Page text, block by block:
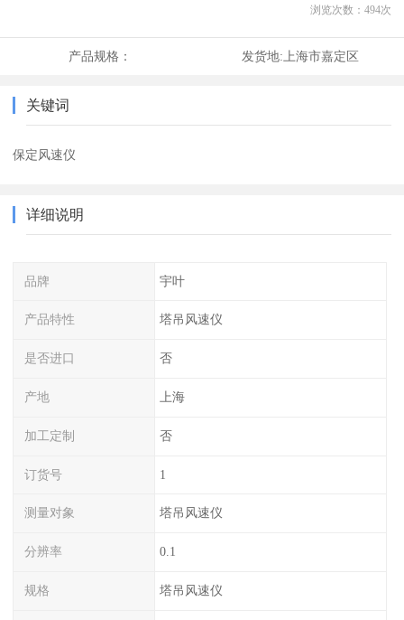
浏览次数： 494次
产品规格： 发货地:上海市嘉定区
关键词
保定风速仪
详细说明
品牌 宇叶
产品特性 塔吊风速仪
是否进口 否
产地 上海
加工定制 否
订货号 1
测量对象 塔吊风速仪
分辨率 0.1
规格 塔吊风速仪